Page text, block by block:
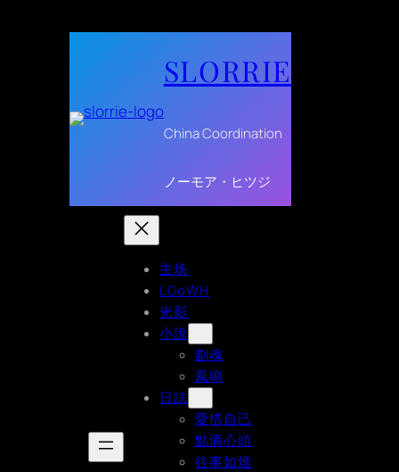
SLORRIE
China Coordination
ノーモア・ヒツジ
主场
LGoWH
光影
小說
劃魂
鳳鳴
日誌
愛惜自己
點滴心頭
往事如煙